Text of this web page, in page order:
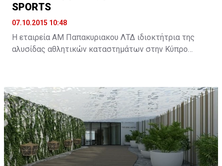
SPORTS
07.10.2015 10:48
Η εταιρεία ΑΜ Παπακυριακου ΛΤΔ ιδιοκτήτρια της
αλυσίδας αθλητικών καταστημάτων στην Κύπρο
αγορά με δυο νέες συνεργασίες.